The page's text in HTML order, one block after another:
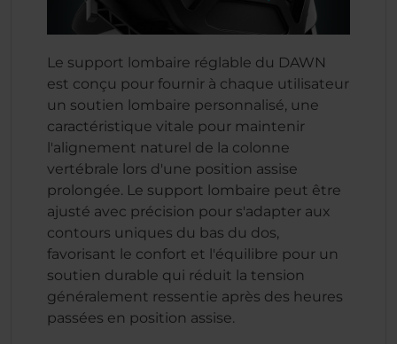
Le support lombaire réglable du DAWN
est conçu pour fournir à chaque utilisateur
un soutien lombaire personnalisé, une
caractéristique vitale pour maintenir
l'alignement naturel de la colonne
vertébrale lors d'une position assise
prolongée. Le support lombaire peut être
ajusté avec précision pour s'adapter aux
contours uniques du bas du dos,
favorisant le confort et l'équilibre pour un
soutien durable qui réduit la tension
généralement ressentie après des heures
passées en position assise.